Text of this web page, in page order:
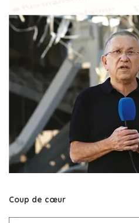
Coup de cœur